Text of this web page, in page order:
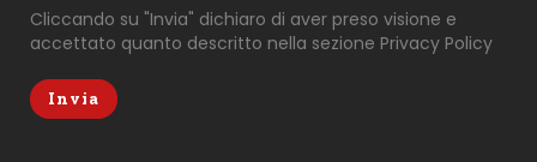
Cliccando su "Invia" dichiaro di aver preso visione e
accettato quanto descritto nella sezione Privacy Policy